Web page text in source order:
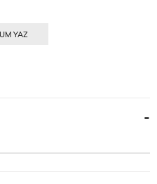
YAZ